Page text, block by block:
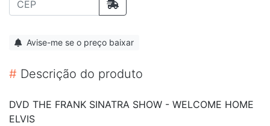
Avise-me se o preço baixar
# Descrição do produto
DVD THE FRANK SINATRA SHOW - WELCOME HOME
ELVIS